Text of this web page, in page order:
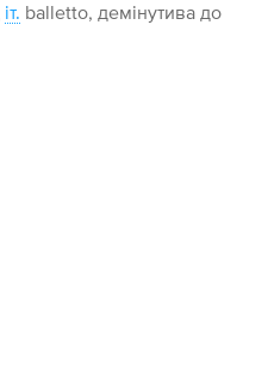
іт. balletto, демінутива до